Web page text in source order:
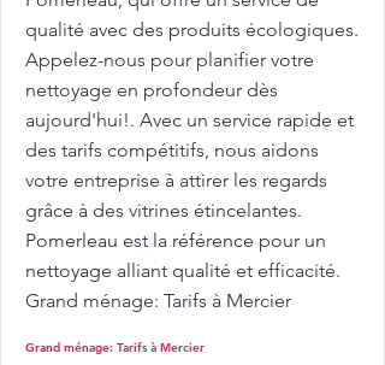
qualité avec des produits écologiques.
Appelez-nous pour planifier votre
nettoyage en profondeur dès
aujourd'hui!. Avec un service rapide et
des tarifs compétitifs, nous aidons
votre entreprise à attirer les regards
grâce à des vitrines étincelantes.
Pomerleau est la référence pour un
nettoyage alliant qualité et efficacité.
Grand ménage: Tarifs à Mercier
Grand ménage: Tarifs à Mercier